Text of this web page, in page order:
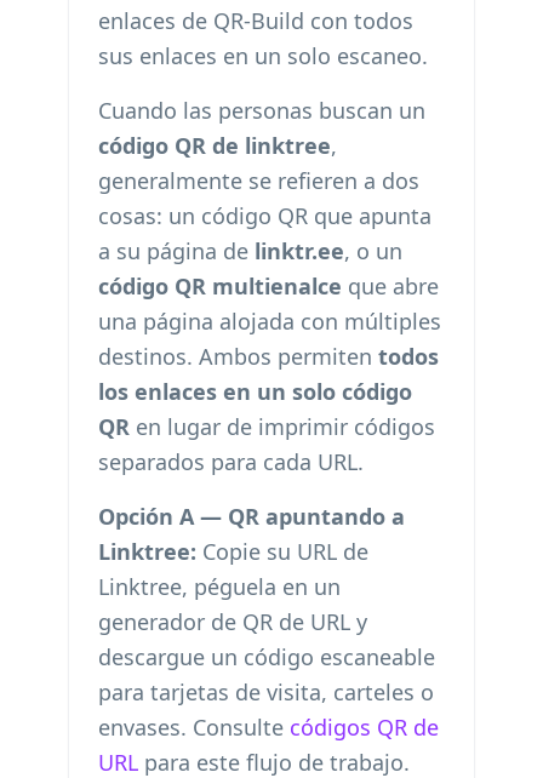
enlaces de QR-Build con todos
sus enlaces en un solo escaneo.
Cuando las personas buscan un
código QR de linktree,
generalmente se refieren a dos
cosas: un código QR que apunta
a su página de linktr.ee, o un
código QR multienalce que abre
una página alojada con múltiples
destinos. Ambos permiten todos
los enlaces en un solo código
QR en lugar de imprimir códigos
separados para cada URL.
Opción A — QR apuntando a
Linktree: Copie su URL de
Linktree, péguela en un
generador de QR de URL y
descargue un código escaneable
para tarjetas de visita, carteles o
envases. Consulte códigos QR de
URL para este flujo de trabajo.